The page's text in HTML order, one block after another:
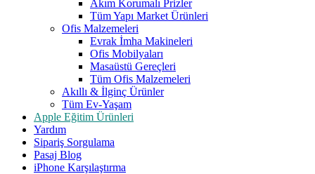
Akım Korumalı Prizler
Tüm Yapı Market Ürünleri
Ofis Malzemeleri
Evrak İmha Makineleri
Ofis Mobilyaları
Masaüstü Gereçleri
Tüm Ofis Malzemeleri
Akıllı & İlginç Ürünler
Tüm Ev-Yaşam
Apple Eğitim Ürünleri
Yardım
Sipariş Sorgulama
Pasaj Blog
iPhone Karşılaştırma